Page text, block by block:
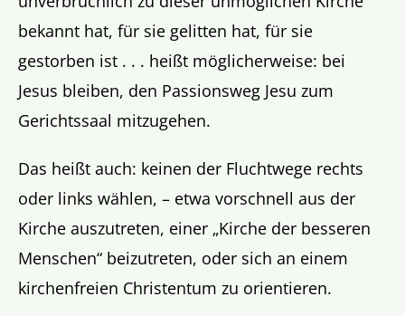
bekannt hat, für sie gelitten hat, für sie
gestorben ist . . . heißt möglicherweise: bei
Jesus bleiben, den Passionsweg Jesu zum
Gerichtssaal mitzugehen.
Das heißt auch: keinen der Fluchtwege rechts
oder links wählen, – etwa vorschnell aus der
Kirche auszutreten, einer „Kirche der besseren
Menschen“ beizutreten, oder sich an einem
kirchenfreien Christentum zu orientieren.